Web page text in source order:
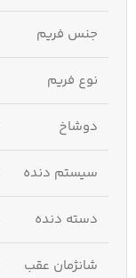
جنس فریم
نوع فریم
دوشاخ
سیستم دنده
دسته دنده
شانژمان عقب